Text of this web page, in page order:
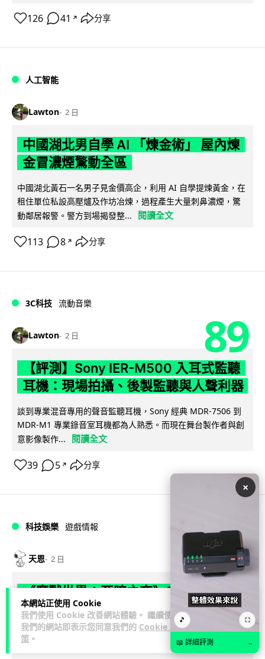
本網站正使用 Cookie
我們使用 Cookie 改善網站體驗。 繼續使用
我們的網站即表示您同意我們的 Cookie 政
策 。
126 41 ↗ 分享
人工智能
Lawton 2 日
中國湖北男自學 AI 「煉金術」 屋內煉
金冒濃煙驚動全區
中國湖北黃石一名男子見金價高企，利用 AI 自學提煉黃金，在
租住單位私設高壓爐及作坊冶煉，過程產生大量刺鼻濃煙，驚
動鄰居報警。警方到場揭發整...
閱讀全文
113 8 ↗ 分享
3C科技 流動音樂
Lawton 2 日 89
【評測】Sony IER-M500 入耳式監聽
耳機：現場拍攝、後製監聽與人聲利器
談到專業混音專用的聲音監聽耳機，Sony 經典 MDR-7506 到
MDR-M1 專業錄音室耳機都為人熟悉。而現在舞台製作者與創
意影像製作...
閱讀全文
39 5 ↗ 分享
科技娛樂 遊戲情報
天恩 2 日
《魔獸世界：至暗之夜》12.1 「烏拉特
克的詛咒」專訪：巢穴不為提高世界首
領門檻而設 《諸王之眠》縮短約 10 分
鐘
×
🎵 ⛶
📖 詳細評測 →